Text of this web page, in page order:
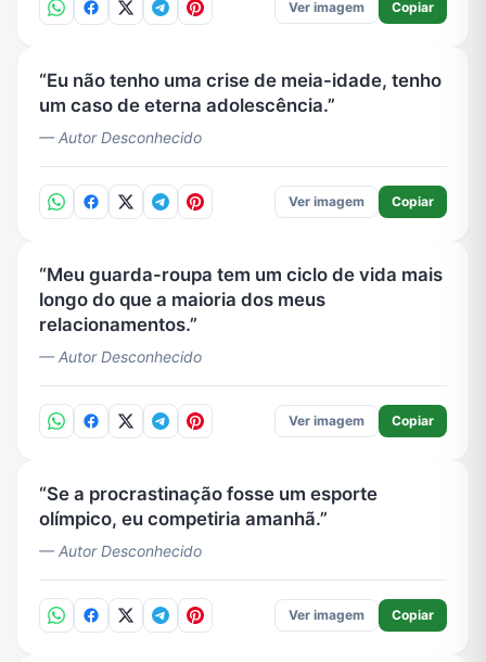
Ver imagem Copiar
Eu não tenho uma crise de meia-idade, tenho
um caso de eterna adolescência.
— Autor Desconhecido
Ver imagem Copiar
Meu guarda-roupa tem um ciclo de vida mais
longo do que a maioria dos meus
relacionamentos.
— Autor Desconhecido
Ver imagem Copiar
Se a procrastinação fosse um esporte
olímpico, eu competiria amanhã.
— Autor Desconhecido
Ver imagem Copiar